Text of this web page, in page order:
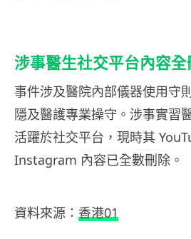
涉事醫生社交平台內容全
事件涉及醫院內部儀器使用守
隱及醫護專業操守。涉事實習
活躍於社交平台，現時其
Instagram 內容已全數刪除。
資料來源： 香港01